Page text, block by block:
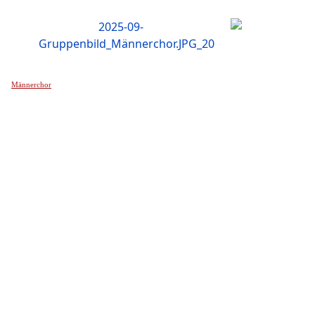
Männerchor